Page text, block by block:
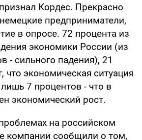
Кордес. Прекрасно
предприниматели,
в опросе. 72 процента из
экономики России (из
- сильного падения), 21
что экономическая ситуация
7 процентов - что в
экономический рост.
на российском
компании сообщили о том,